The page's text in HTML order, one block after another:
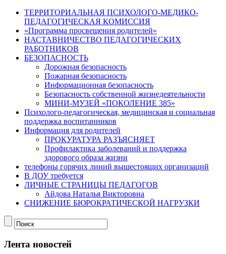
ТЕРРИТОРИАЛЬНАЯ ПСИХОЛОГО-МЕДИКО-
ПЕДАГОГИЧЕСКАЯ КОМИССИЯ
«Программа просвещения родителей»
НАСТАВНИЧЕСТВО ПЕДАГОГИЧЕСКИХ
РАБОТНИКОВ
БЕЗОПАСНОСТЬ
Дорожная безопасность
Пожарная безопасность
Информационная безопасность
Безопасность собственной жизнедеятельности
МИНИ-МУЗЕЙ «ПОКОЛЕНИЕ 385»
Психолого-педагогическая, медицинская и социальная
поддержка воспитанников
Информация для родителей
ПРОКУРАТУРА РАЗЪЯСНЯЕТ
Профилактика заболеваний и поддержка
здорового образа жизни
телефоны горячих линий вышестоящих организаций
В ДОУ требуется
ЛИЧНЫЕ СТРАНИЦЫ ПЕДАГОГОВ
Айдова Наталья Викторовна
СНИЖЕНИЕ БЮРОКРАТИЧЕСКОЙ НАГРУЗКИ
Лента новостей